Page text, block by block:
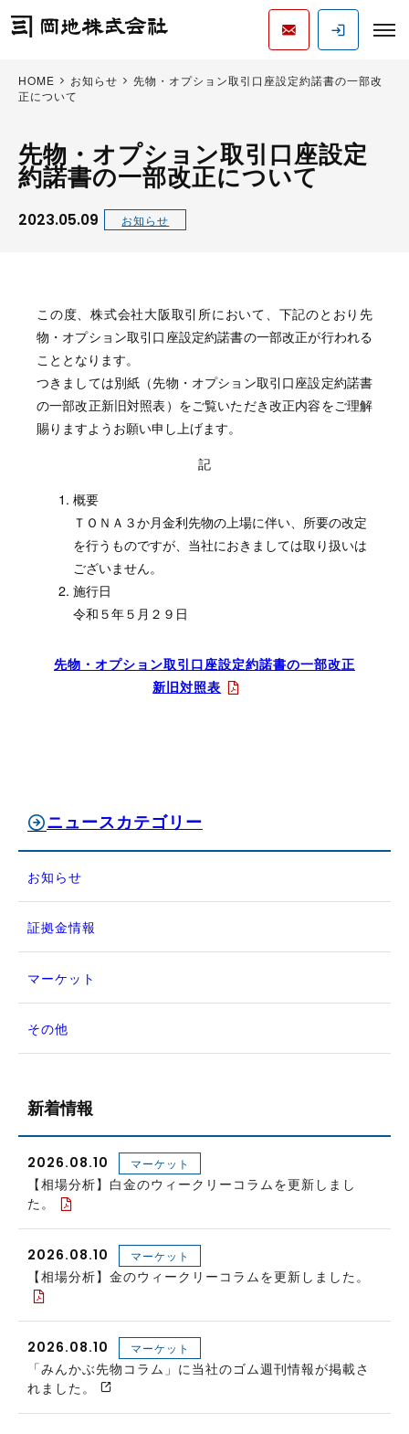
HOME お知らせ
先物・オプション取引口座設定約諾書の一部改
正について
先物・オプション取引口座設定
約諾書の一部改正について
2023.05.09 お知らせ
この度、株式会社大阪取引所において、下記のとおり先
物・オプション取引口座設定約諾書の一部改正が行われる
こととなります。
つきましては別紙（先物・オプション取引口座設定約諾書
の一部改正新旧対照表）をご覧いただき改正内容をご理解
賜りますようお願い申し上げます。
記
概要
ＴＯＮＡ３か月金利先物の上場に伴い、所要の改定
を行うものですが、当社におきましては取り扱いは
ございません。
施行日
令和５年５月２９日
先物・オプション取引口座設定約諾書の一部改正
新旧対照表
ニュースカテゴリー
お知らせ
証拠金情報
マーケット
その他
新着情報
2026.08.10 マーケット
【相場分析】白金のウィークリーコラムを更新しまし
た。
2026.08.10 マーケット
【相場分析】金のウィークリーコラムを更新しました。
2026.08.10 マーケット
「みんかぶ先物コラム」に当社のゴム週刊情報が掲載さ
れました。